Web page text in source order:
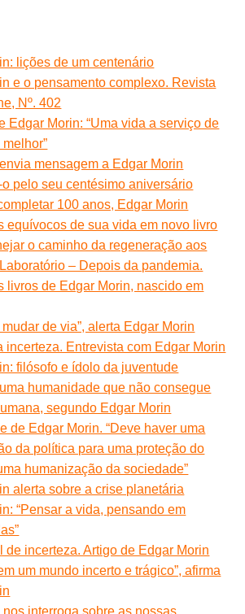
lições de um centenário
e o pensamento complexo. Revista
Nº. 402
Edgar Morin: “Uma vida a serviço de
mensagem a Edgar Morin
pelo seu centésimo aniversário
100 anos, Edgar Morin
equívocos de sua vida em novo livro
o caminho da regeneração aos
– Depois da pandemia.
livros de Edgar Morin, nascido em
mudar de via”, alerta Edgar Morin
incerteza. Entrevista com Edgar Morin
filósofo e ídolo da juventude
humanidade que não consegue
segundo Edgar Morin
de Edgar Morin. “Deve haver uma
da política para uma proteção do
humanização da sociedade”
alerta sobre a crise planetária
“Pensar a vida, pensando em
de incerteza. Artigo de Edgar Morin
um mundo incerto e trágico”, afirma
nos interroga sobre as nossas